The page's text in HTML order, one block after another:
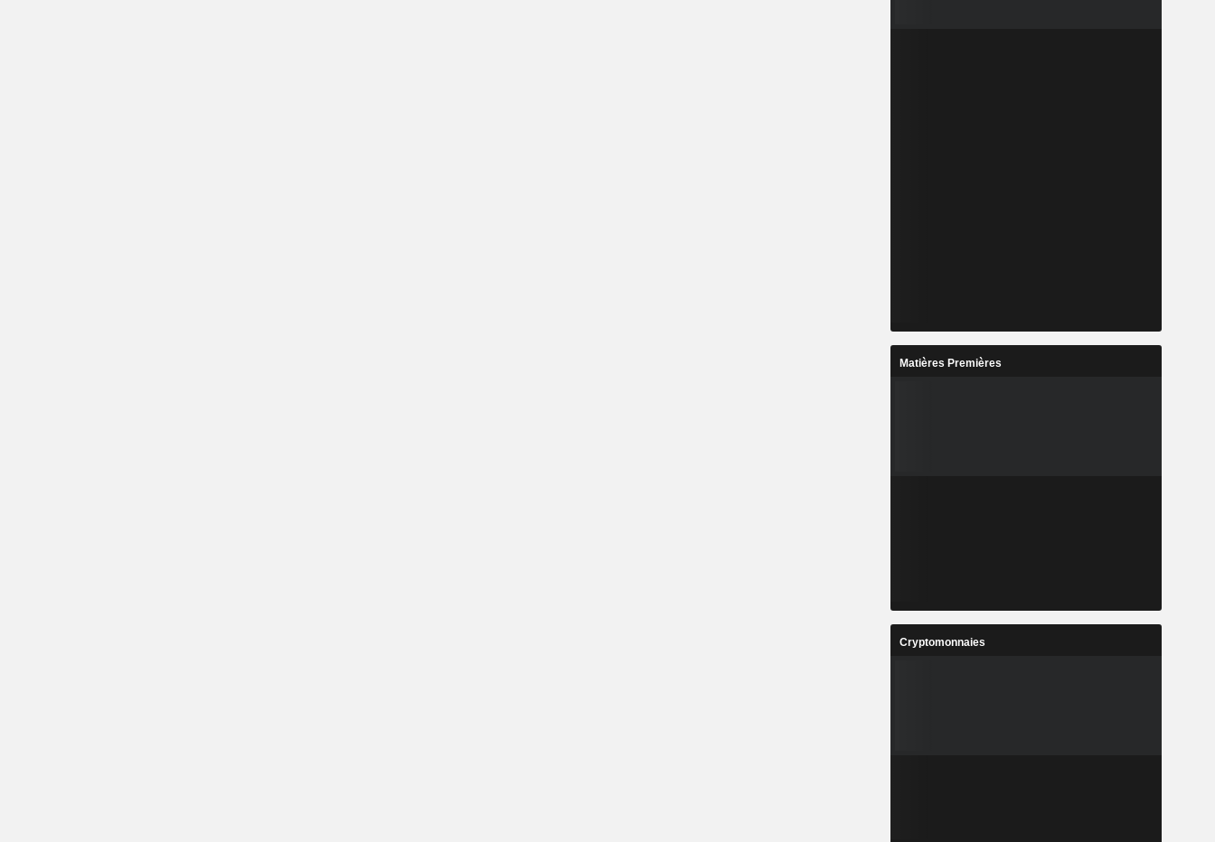
Matières Premières
Cryptomonnaies